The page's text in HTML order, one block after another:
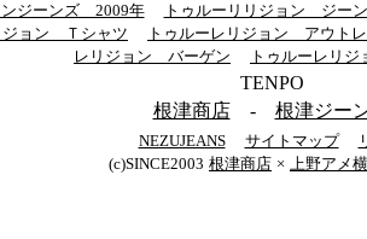
ンジーンズ 2009年
トゥルーリリジョン ジー
ジョン Ｔシャツ
トゥルーレリジョン アウト
レリジョン バーゲン
トゥルーレリ
TENPO
根津商店- 根津ジー
NEZUJEANS サイトマップ
(c)SINCE2003 根津商店 × 上野アメ